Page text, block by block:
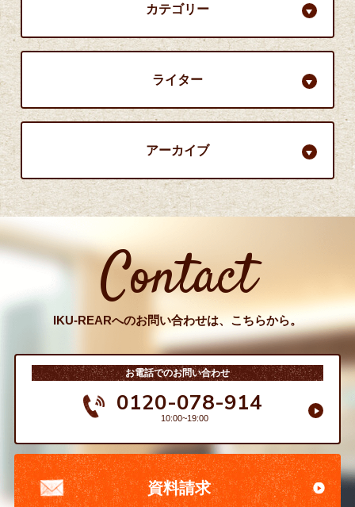
カテゴリー
ライター
アーカイブ
Contact
IKU-REARへのお問い合わせは、こちらから。
お電話でのお問い合わせ
0120-078-914
10:00~19:00
資料請求